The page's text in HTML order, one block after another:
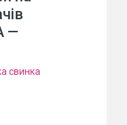
—
свинка